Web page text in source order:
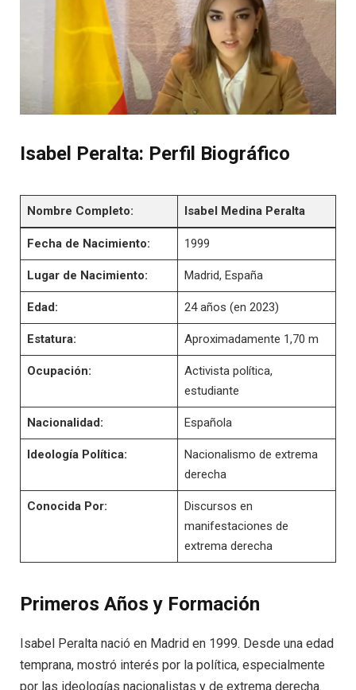
Isabel Peralta: Perfil Biográfico
Nombre Completo: Isabel Medina Peralta
Fecha de Nacimiento: 1999
Lugar de Nacimiento: Madrid, España
Edad: 24 años (en 2023)
Estatura: Aproximadamente 1,70 m
Ocupación:
Activista política,
estudiante
Nacionalidad: Española
Ideología Política:
Nacionalismo de extrema
derecha
Conocida Por:
Discursos en
manifestaciones de
extrema derecha
Primeros Años y Formación
Isabel Peralta nació en Madrid en 1999. Desde una edad
temprana, mostró interés por la política, especialmente
por las ideologías nacionalistas y de extrema derecha.